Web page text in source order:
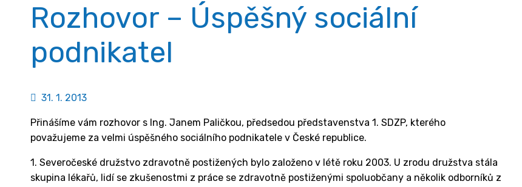
Rozhovor – Úspěšný sociální
podnikatel
31. 1. 2013
Přinášíme vám rozhovor s Ing. Janem Paličkou, předsedou představenstva 1. SDZP, kterého
považujeme za velmi úspěšného sociálního podnikatele v České republice.
1. Severočeské družstvo zdravotně postižených bylo založeno v létě roku 2003. U zrodu družstva stála
skupina lékařů, lidí se zkušenostmi z práce se zdravotně postiženými spoluobčany a několik odborníků z